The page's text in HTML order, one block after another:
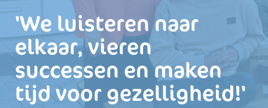
'We luisteren naar
elkaar, vieren
successen en maken
tijd voor gezelligheid!'